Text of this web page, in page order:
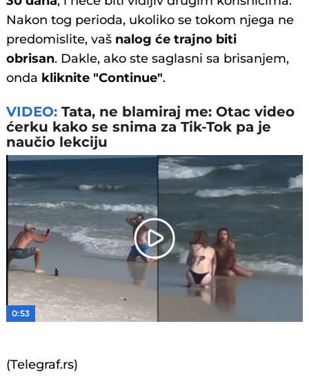
Nakon tog perioda, ukoliko se tokom njega ne
predomislite, vaš nalog će trajno biti
obrisan. Dakle, ako ste saglasni sa brisanjem,
onda kliknite "Continue".
VIDEO:Tata, ne blamiraj me: Otac video
ćerku kako se snima za Tik-Tok pa je
naučio lekciju
Play
Video
0:53
(Telegraf.rs)